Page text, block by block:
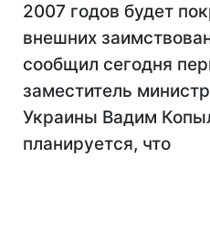
2007 годов будет
внешних
сообщил сегодня
заместитель
Украины Вадим
планируется, что